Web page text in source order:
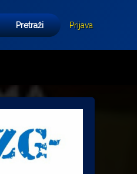
Prijava